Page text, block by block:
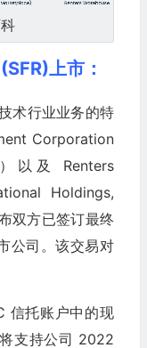
上市：
术行业业务的特
Corporation
以及 Renters
Holdings,
双方已签订最终
公司。该交易对
信托账户中的现
支持公司 2022